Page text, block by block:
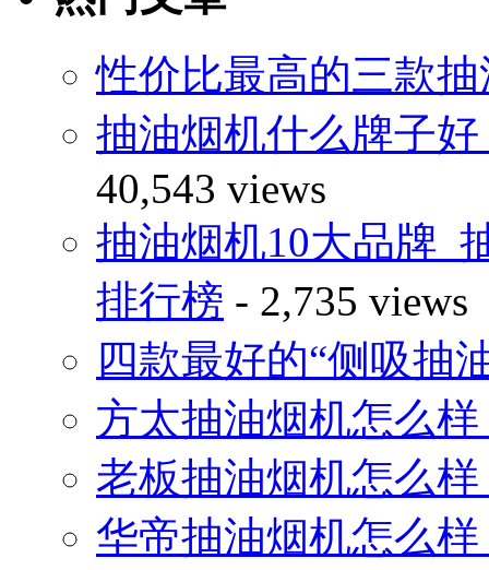
性价比最高的三款
抽油烟机什么牌子
40,543 views
抽油烟机10大品牌_
排行榜 - 2,735 views
四款最好的“侧吸抽
方太抽油烟机怎么样
老板抽油烟机怎么样
华帝抽油烟机怎么样